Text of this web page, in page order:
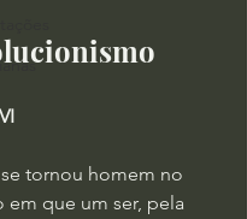
tornou homem no
em que um ser, pela